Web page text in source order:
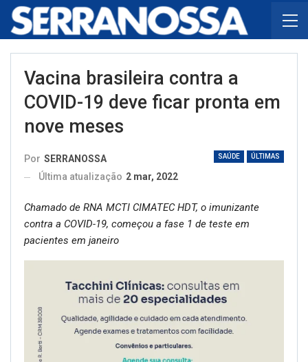
Vacina brasileira contra a
COVID-19 deve ficar pronta em
nove meses
SAÚDE ÚLTIMAS
Por SERRANOSSA
Última atualização 2 mar, 2022
Chamado de RNA MCTI CIMATEC HDT, o imunizante
contra a COVID-19, começou a fase 1 de teste em
pacientes em janeiro